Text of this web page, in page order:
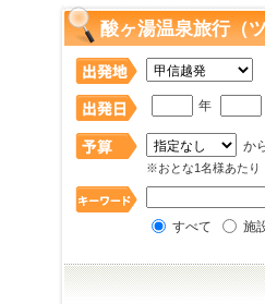
酸ヶ湯温泉旅行（
年
か
※おとな1名様あたり
すべて 施